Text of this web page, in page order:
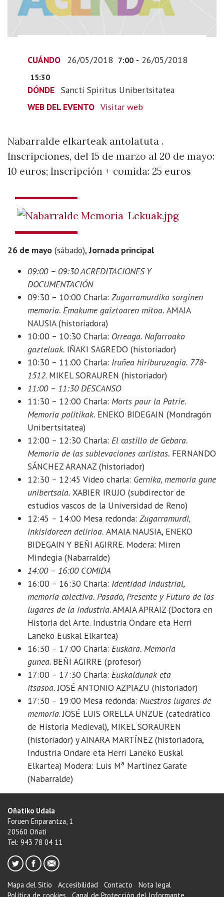
26T09:00:00+02:00
26T17:30:00+02:00
elkarteak
antolatuta
15
de
marzo
euros;
comida:
CUÁNDO 26/05/2018 7:00 - 26/05/2018
15:30
DÓNDE Sancti Spiritus Unibertsitatea
WEB DEL EVENTO Visitar web
Nabarralde elkarteak antolatuta .
Inscripciones, del 15 de marzo al 20 de mayo:
10 euros; Inscripción + comida: 25 euros
26 de mayo (sábado),Jornada principal
09:00 – 09:30 ACREDITACIONES Y
DOCUMENTACIÓN
09:30 – 10:00 Charla: Zugarramurdiko sorginen
memoria. Emakume gaiztoaren mitoa. AMAIA
NAUSIA (historiadora)
10:00 – 10:30 Charla: Orreaga. Nafarroako
gazteluak. IÑAKI SAGREDO (historiador)
10:30 – 11:00 Charla: Iruñea hiriburuzagia. 778-
1512. MIKEL SORAUREN (historiador)
11:00 – 11:30 DESCANSO
11:30 – 12:00 Charla: Morts pour la Patrie.
Memoria politikak. ENEKO BIDEGAIN (Mondragón
Unibertsitatea)
12:00 – 12:30 Charla: El castillo de Gebara.
Memoria de las sublevaciones carlistas. FERNANDO
SÁNCHEZ ARANAZ (historiador)
12:30 – 12:45 Video charla: Gernika, memoria gune
unibertsala. XABIER IRUJO (subdirector de
estudios vascos de la Universidad de Reno)
12:45 – 14:00 Mesa redonda: Zugarramurdi,
inkisidoreen delirioa. AMAIA NAUSIA, ENEKO
BIDEGAIN Y BEÑI AGIRRE. Modera: Miren
Mindegia (Nabarralde)
14:00 – 16:00 COMIDA
16:00 – 16:30 Charla: Identidad industrial,
memoria colectiva. Pasado, Presente y Futuro de los
lugares de la industria. AMAIA APRAIZ (Doctora en
Historia del Arte. Industria Ondare eta Herri
Laneko Euskal Elkartea)
16:30 – 17:00 Charla: Euskara. Memoria
gunea. BEÑI AGIRRE (profesor)
17:00 – 17:30 Charla: Euskaldunak eta
itsasoa.JOSÉ ANTONIO AZPIAZU (historiador)
17:30 – 19:00 Mesa redonda: Nuestros lugares de
memoria. JOSÉ LUIS ORELLA UNZUE (catedrático
de Historia Medieval), MIKEL SORAUREN
(historiador) y AINARA MARTÍNEZ (historiadora,
Industria Ondare eta Herri Laneko Euskal
Elkartea) Modera: Luis Mª Martínez Garate
(Nabarralde)
Oñatiko Udala
Foruen Enparantza, 1
20560 Oñati
Tel: 943 78 04 11
Mapa del Sitio Accesibilidad Contacto
Nota legal